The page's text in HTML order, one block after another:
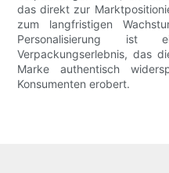
das direkt zur
zum langfristigen
Personalisierung
Verpackungserlebnis, das
Marke authentisch
Konsumenten erobert.